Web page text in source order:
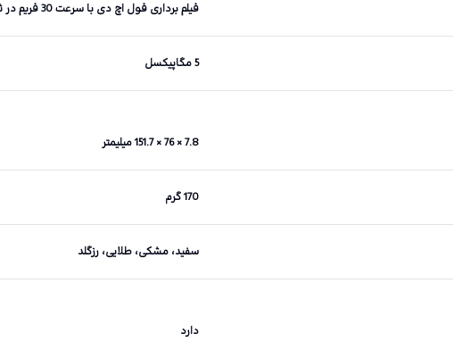
فیلم برداری فول اچ دی با سرعت 30 فریم در ثانیه
5 مگاپیکسل
7.8 × 76 × 151.7 میلیمتر
170 گرم
سفید، مشکی، طلایی، رزگلد
دارد